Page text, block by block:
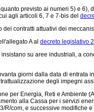
previsto ai numeri 5) e
agli articoli 6, 7 e 7-bis del
contratti attuativi dei
A al decreto legislativo
su aree industriali, a
giorni dalla data di
degli impegni
Energia, Reti e
alla Cassa per i servizi
com, e successive